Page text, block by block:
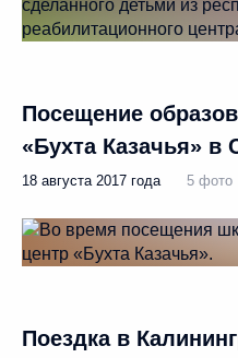
Посещение
«Бухта Казачья» в
18 августа 2017 года 5 фото
Поездка в